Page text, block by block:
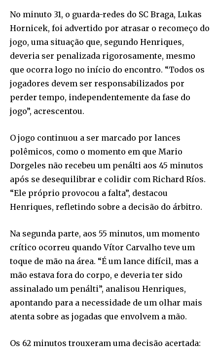
No minuto 31, o guarda-redes do SC Braga, Lukas
Hornicek, foi advertido por atrasar o recomeço do
jogo, uma situação que, segundo Henriques,
deveria ser penalizada rigorosamente, mesmo
que ocorra logo no início do encontro. “Todos os
jogadores devem ser responsabilizados por
perder tempo, independentemente da fase do
jogo”, acrescentou.
O jogo continuou a ser marcado por lances
polêmicos, como o momento em que Mario
Dorgeles não recebeu um penálti aos 45 minutos
após se desequilibrar e colidir com Richard Ríos.
“Ele próprio provocou a falta”, destacou
Henriques, refletindo sobre a decisão do árbitro.
Na segunda parte, aos 55 minutos, um momento
crítico ocorreu quando Vítor Carvalho teve um
toque de mão na área. “É um lance difícil, mas a
mão estava fora do corpo, e deveria ter sido
assinalado um penálti”, analisou Henriques,
apontando para a necessidade de um olhar mais
atenta sobre as jogadas que envolvem a mão.
Os 62 minutos trouxeram uma decisão acertada: